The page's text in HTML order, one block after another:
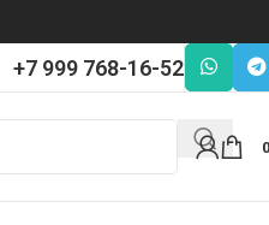
+7 999 768-16-52
0